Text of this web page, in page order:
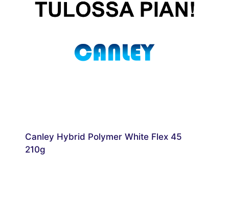
Canley Hybrid Polymer White Flex 45
210g